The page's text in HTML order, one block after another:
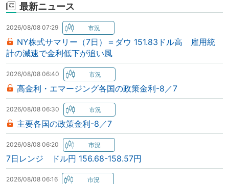
最新ニュース
2026/08/08 07:29
NY株式サマリー（7日）＝ダウ 151.83ドル高 雇用統
計の減速で金利低下が追い風
2026/08/08 06:40
高金利・エマージング各国の政策金利-8／7
2026/08/08 06:30
主要各国の政策金利-8／7
2026/08/08 06:20
7日レンジ ドル円 156.68-158.57円
2026/08/08 06:16